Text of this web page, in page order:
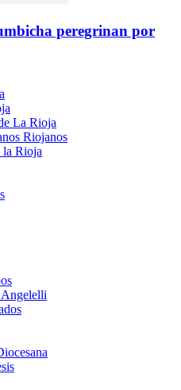
peregrinan por
La Rioja
Riojanos
la Rioja